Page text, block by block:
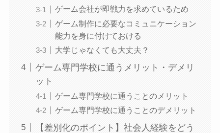
ゲーム会社が即戦力を求めているため
ゲーム制作に必要なコミュニケーション
能力を身に付けておける
大学じゃなくても大丈夫？
ゲーム専門学校に通うメリット・デメリ
ット
ゲーム専門学校に通うことのメリット
ゲーム専門学校に通うことのデメリット
【差別化のポイント】社会人経験をどう